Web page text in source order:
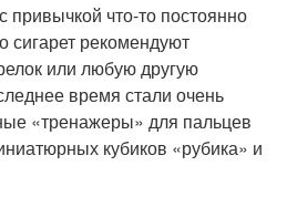
привычкой что-то постоянно
сигарет рекомендуют
или любую другую
время стали очень
«тренажеры» для пальцев
кубиков «рубика» и